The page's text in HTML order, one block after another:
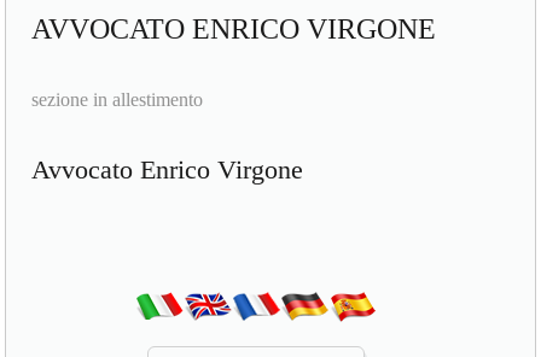
AVVOCATO ENRICO VIRGONE
sezione in allestimento
Avvocato Enrico Virgone